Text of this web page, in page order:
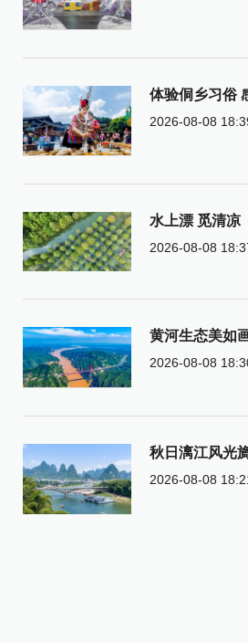
体验侗乡习俗
2026-08-08
水上漂 觅清凉
2026-08-08
黄河生态美如
2026-08-08
秋日漓江风光
2026-08-08